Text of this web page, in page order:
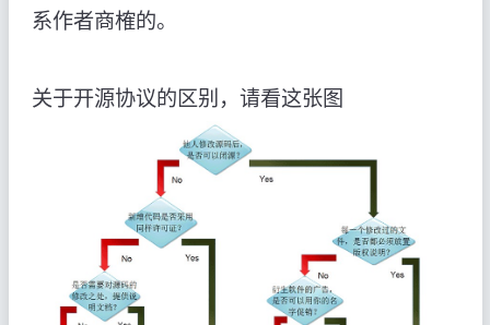
系作者商榷的。
关于开源协议的区别，请看这张图